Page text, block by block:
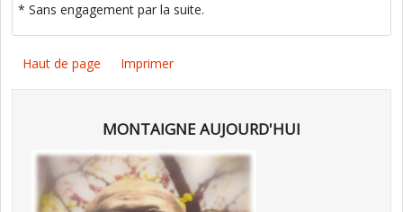
* Sans engagement par la suite.
Haut de page Imprimer
MONTAIGNE AUJOURD'HUI